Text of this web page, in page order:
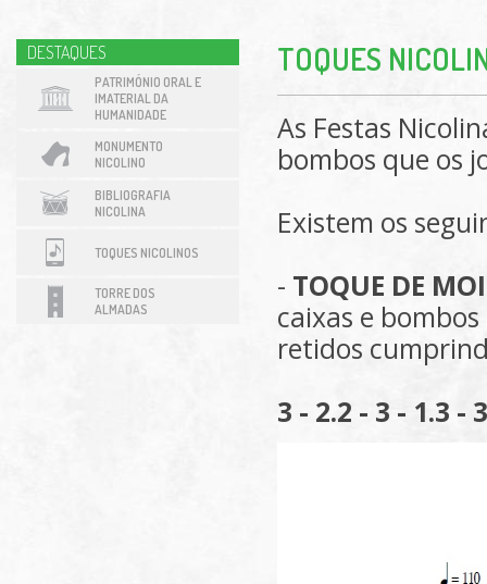
DESTAQUES
PATRIMÓNIO ORAL E
IMATERIAL DA
HUMANIDADE
MONUMENTO
NICOLINO
BIBLIOGRAFIA
NICOLINA
TOQUES NICOLINOS
TORRE DOS
ALMADAS
TOQUES
As Festas
bombos que os
Existem os
- TOQUE DE
caixas e bombos
retidos
3 - 2.2 - 3 - 1.3 -